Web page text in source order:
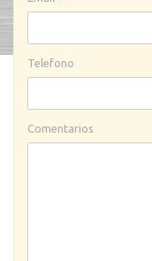
Telefono
Comentarios